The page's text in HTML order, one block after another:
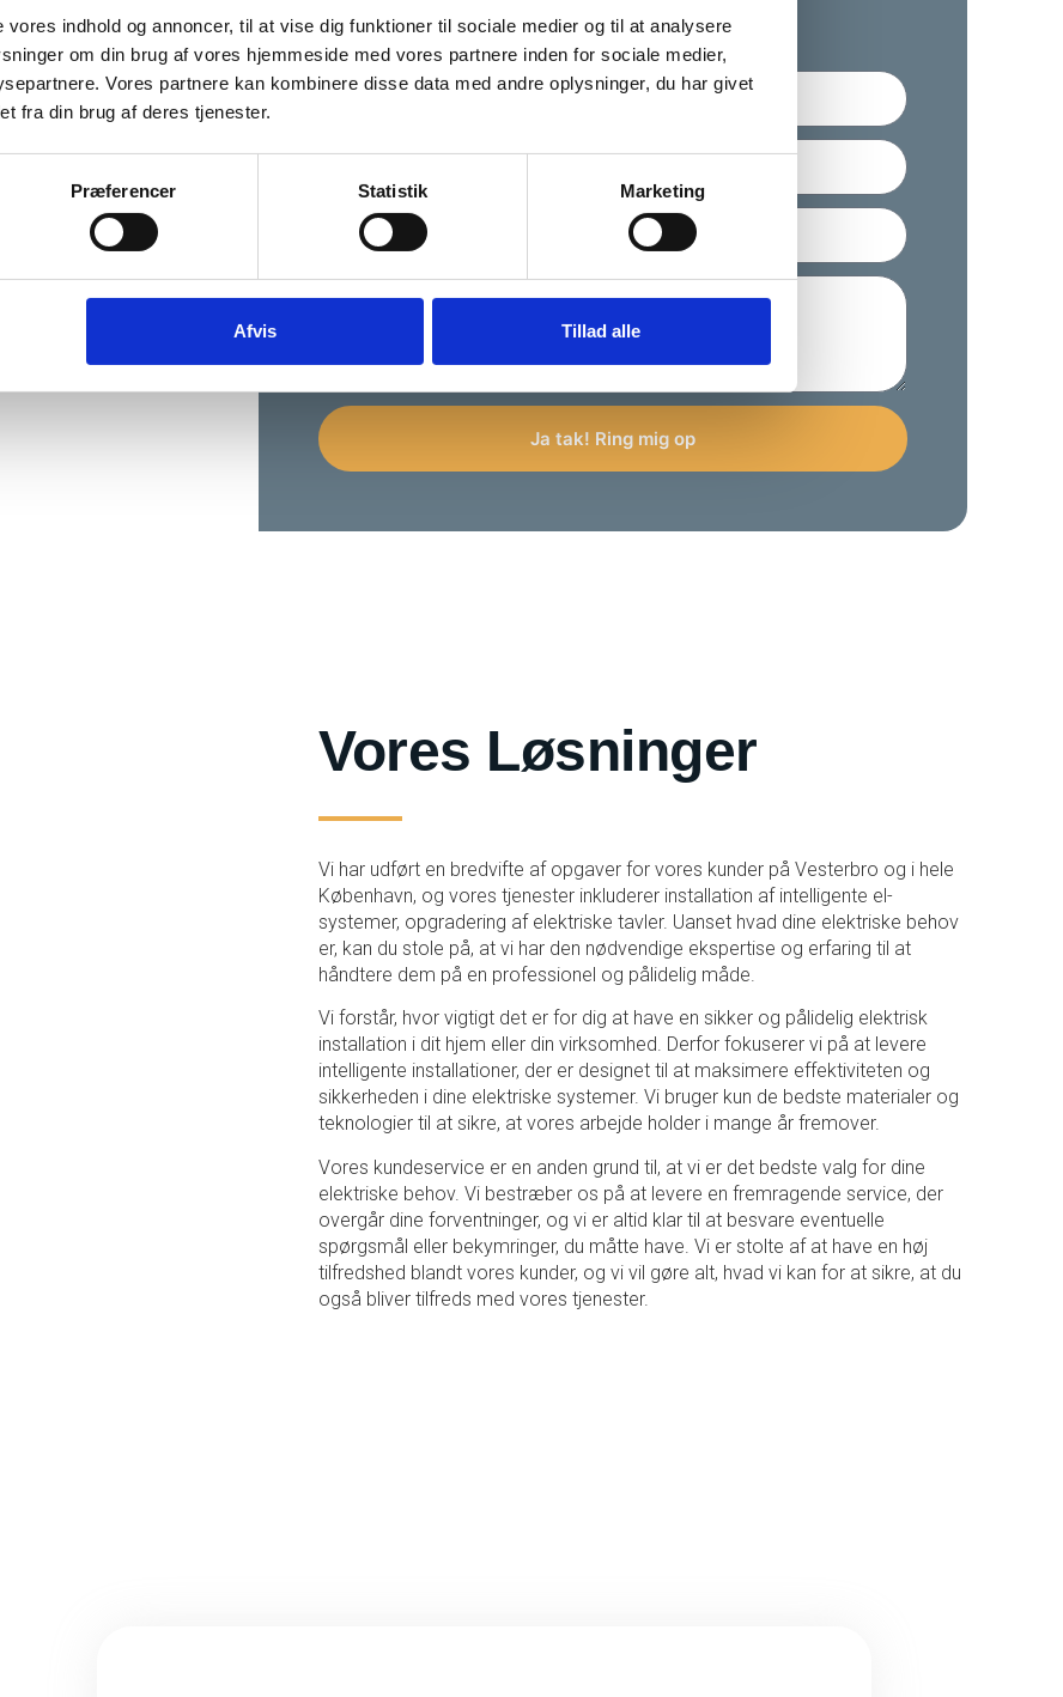
indhold og annoncer, til at vise dig funktioner til sociale medier og til at analysere
om din brug af vores hjemmeside med vores partnere inden for sociale medier,
Vores partnere kan kombinere disse data med andre oplysninger, du har givet
fra din brug af deres tjenester.
Præferencer Statistik Marketing
Afvis Tillad alle
Ja tak! Ring mig op
Vores Løsninger
Vi har udført en bredvifte af opgaver for vores kunder på Vesterbro og i hele
København, og vores tjenester inkluderer installation af intelligente el-
systemer, opgradering af elektriske tavler. Uanset hvad dine elektriske behov
er, kan du stole på, at vi har den nødvendige ekspertise og erfaring til at
håndtere dem på en professionel og pålidelig måde.
Vi forstår, hvor vigtigt det er for dig at have en sikker og pålidelig elektrisk
installation i dit hjem eller din virksomhed. Derfor fokuserer vi på at levere
intelligente installationer, der er designet til at maksimere effektiviteten og
sikkerheden i dine elektriske systemer. Vi bruger kun de bedste materialer og
teknologier til at sikre, at vores arbejde holder i mange år fremover.
Vores kundeservice er en anden grund til, at vi er det bedste valg for dine
elektriske behov. Vi bestræber os på at levere en fremragende service, der
overgår dine forventninger, og vi er altid klar til at besvare eventuelle
spørgsmål eller bekymringer, du måtte have. Vi er stolte af at have en høj
tilfredshed blandt vores kunder, og vi vil gøre alt, hvad vi kan for at sikre, at du
også bliver tilfreds med vores tjenester.